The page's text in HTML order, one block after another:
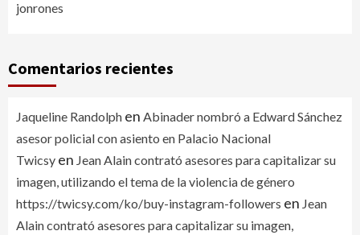
jonrones
Comentarios recientes
Jaqueline Randolph en Abinader nombró a Edward Sánchez
asesor policial con asiento en Palacio Nacional
Twicsy en Jean Alain contrató asesores para capitalizar su
imagen, utilizando el tema de la violencia de género
https://twicsy.com/ko/buy-instagram-followers en Jean
Alain contrató asesores para capitalizar su imagen,